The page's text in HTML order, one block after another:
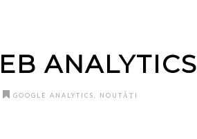
ANALYTICS
GOOGLE ANALYTICS NOUTĂȚI